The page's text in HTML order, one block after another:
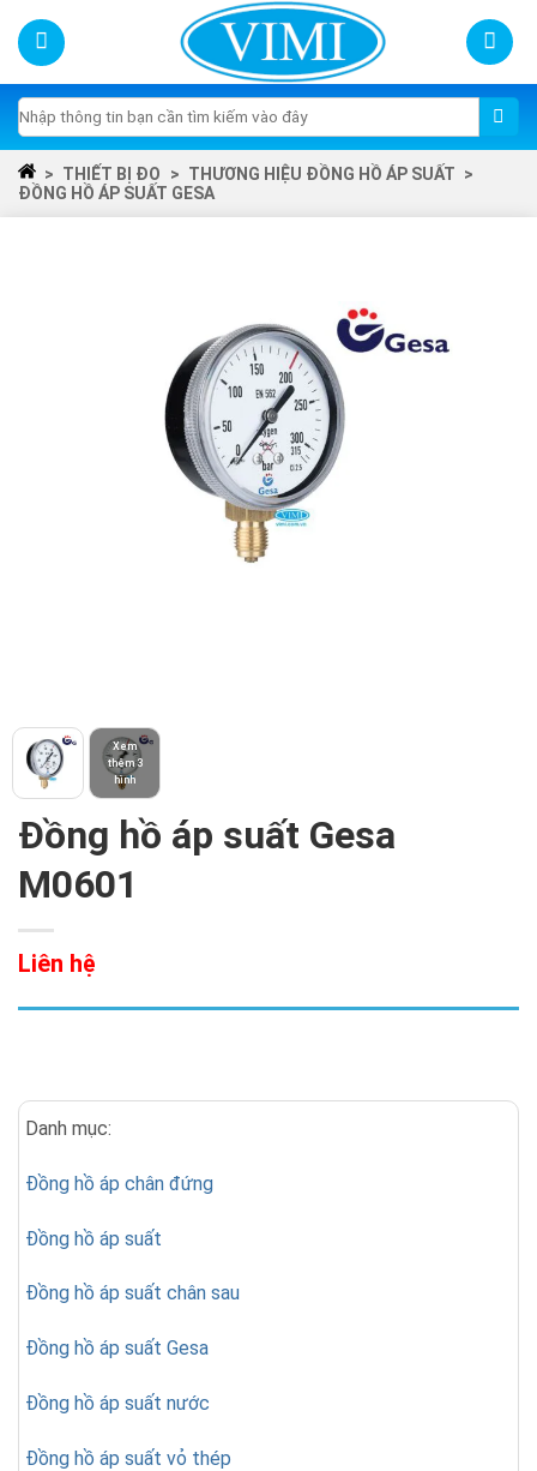
Skip
content
Tìm
kiếm:
> THIẾT BỊ ĐO > THƯƠNG HIỆU ĐỒNG HỒ ÁP SUẤT >
ĐỒNG HỒ ÁP SUẤT GESA
Xem
thêm 3
hình
Đồng hồ áp suất Gesa
M0601
Liên hệ
Danh mục:
Đồng hồ áp chân đứng
Đồng hồ áp suất
Đồng hồ áp suất chân sau
Đồng hồ áp suất Gesa
Đồng hồ áp suất nước
Đồng hồ áp suất vỏ thép